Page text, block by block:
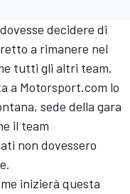
decidere di
a rimanere nel
tutti gli altri team.
a Motorsport.com lo
sede della gara
il team
non dovessero
inizierà questa